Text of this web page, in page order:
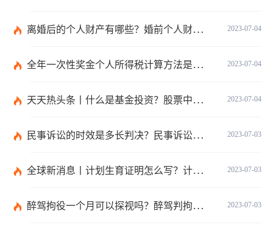
2023-07-04
离婚后的个人财产有哪些？婚前个人财产要怎么证明？
2023-07-04
全年一次性奖金个人所得税计算方法是什么？个税专项附加扣除如何界定？
2023-07-04
天天热头条丨什么是基金投资？股票中的价值投资是什么意思？
2023-07-03
民事诉讼的时效是多长判决？民事诉讼的诉讼费用计算-天天简讯
2023-07-03
全球新消息丨计划生育证明怎么写？计划生育证明都需要什么材料？
2023-07-03
醉驾拘役一个月可以探视吗？醉驾判拘役当庭执行吗？